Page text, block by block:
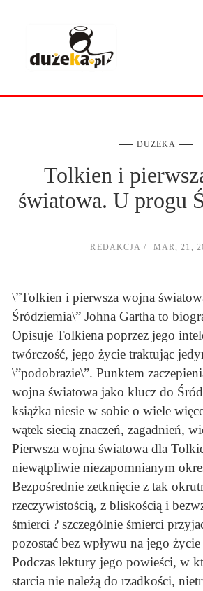
DUZEKA
Tolkien i
światowa. U progu
REDAKCJA MAR, 21,
\”Tolkien i pierwsza wojna
Śródziemia\” Johna Gartha to
Opisuje Tolkiena poprzez jego
twórczość, jego życie traktując
\”podobrazie\”. Punktem
wojna światowa jako klucz do
książka niesie w sobie o wiele
wątek siecią znaczeń, zagadnień,
Pierwsza wojna światowa dla
niewątpliwie niezapomnianym
Bezpośrednie zetknięcie z tak
rzeczywistością, z bliskością i
śmierci ? szczególnie śmierci
pozostać bez wpływu na jego
Podczas lektury jego powieści, w
starcia nie należą do rzadkości,